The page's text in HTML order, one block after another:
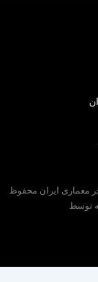
ایران محفوظ